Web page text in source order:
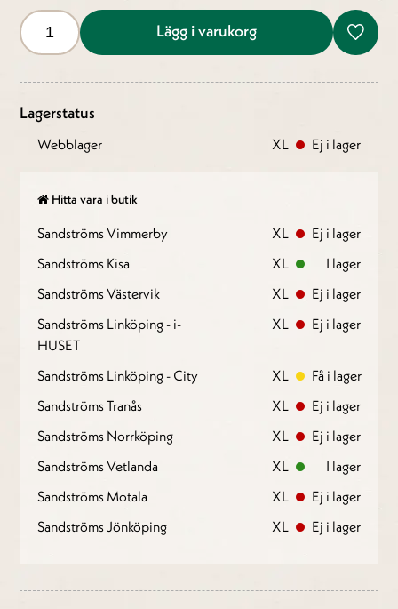
Lägg i varukorg
Lagerstatus
Webblager XL Ej i lager
Hitta vara i butik
Sandströms Vimmerby XL
Ej i lager
Sandströms Kisa
XL
I lager
Sandströms Västervik
XL
Ej i lager
Sandströms Linköping - i-
HUSET
XL Ej i lager
Sandströms Linköping - City XL
Få i lager
Sandströms Tranås
XL
Ej i lager
Sandströms Norrköping
XL
Ej i lager
Sandströms Vetlanda
XL
I lager
Sandströms Motala
XL
Ej i lager
Sandströms Jönköping
XL Ej i lager